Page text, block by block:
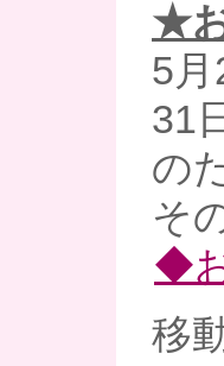
★
5月
31
の
そ
◆
移